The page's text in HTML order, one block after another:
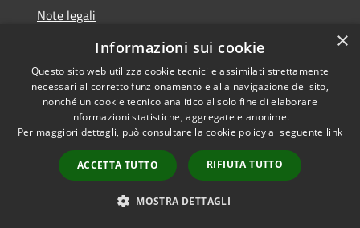
Note legali
Dichiarazione di accessibilità
Accessibilità
Copyright © 2026 • Comune di
San Giovanni Lupatoto •
Powered byMunicipium
Accesso redazione
×
Informazioni sui cookie
Questo sito web utilizza cookie tecnici e assimilati strettamente
necessari al corretto funzionamento e alla navigazione del sito,
nonché un cookie tecnico analitico al solo fine di elaborare
informazioni statistiche, aggregate e anonime.
Per maggiori dettagli, può consultare la cookie policy al seguente link
ACCETTA TUTTO RIFIUTA TUTTO
MOSTRA DETTAGLI